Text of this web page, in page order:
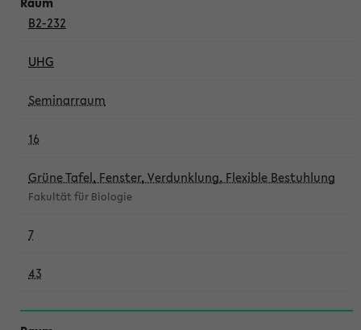
B2-232
UHG
Seminarraum
16
Grüne Tafel, Fenster, Verdunklung, Flexible Bestuhlung
Fakultät für Biologie
7
43